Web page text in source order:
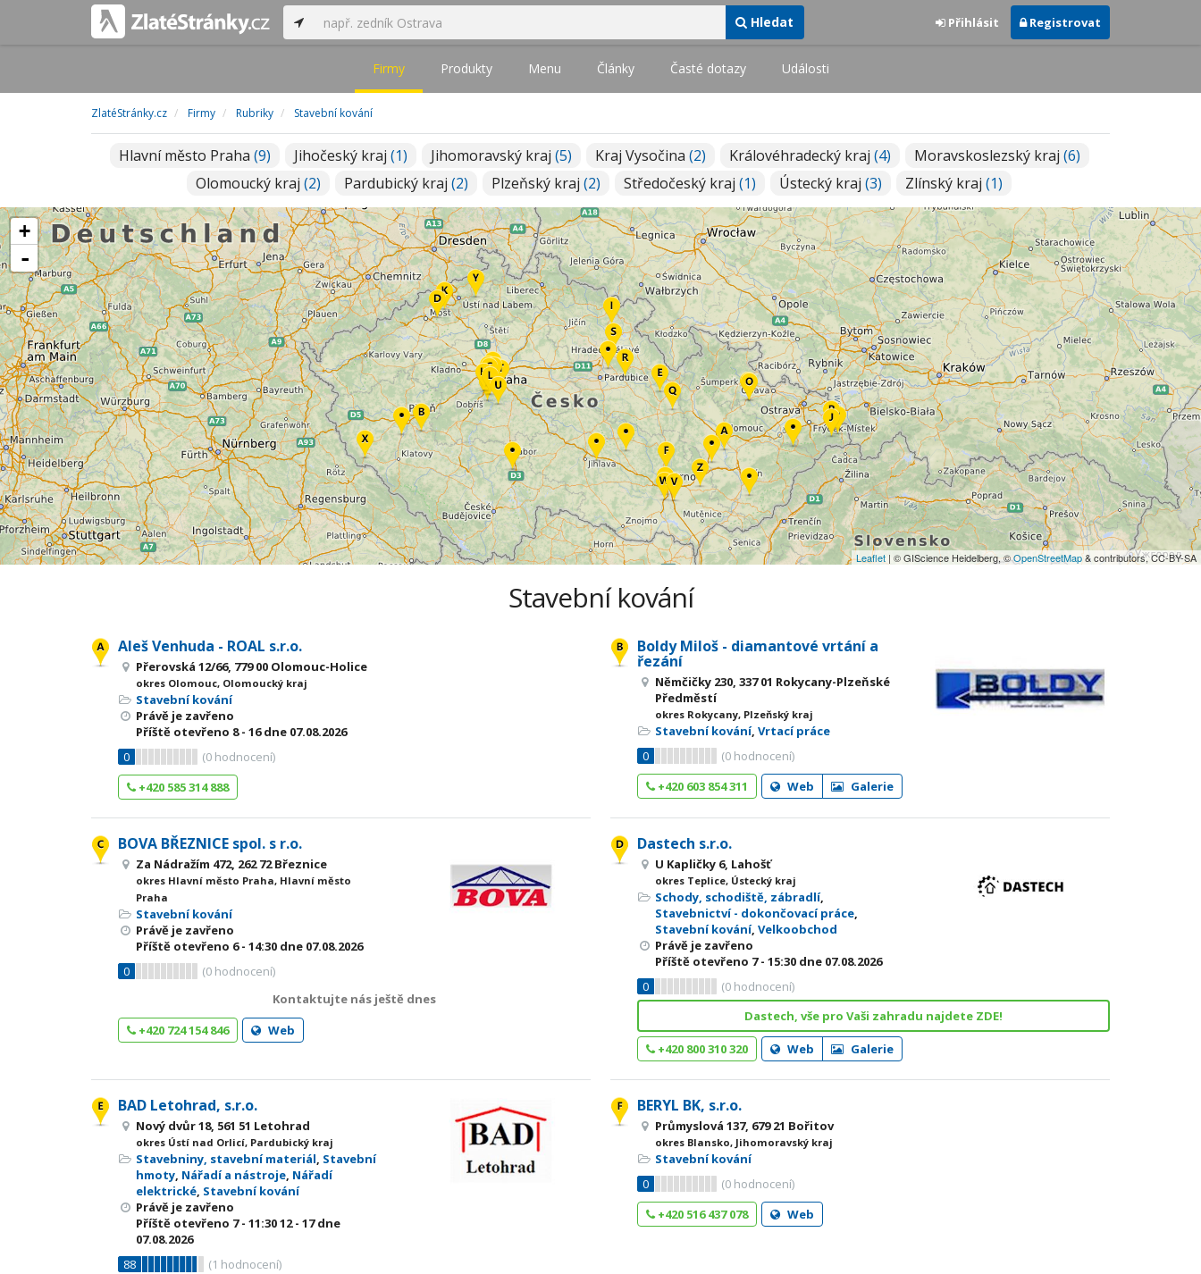
Hledat Přihlásit Registrovat
Firmy Produkty Menu Články Časté dotazy Události
ZlatéStránky.cz Firmy Rubriky Stavební kování
Hlavní město Praha (9) Jihočeský kraj (1) Jihomoravský kraj (5) Kraj Vysočina (2) Královéhradecký kraj (4) Moravskoslezský kraj (6)
Olomoucký kraj (2) Pardubický kraj (2) Plzeňský kraj (2) Středočeský kraj (1) Ústecký kraj (3) Zlínský kraj (1)
+
-
Leaflet | © GIScience Heidelberg, ©OpenStreetMap& contributors, CC-BY-SA
Stavební kování
Aleš Venhuda - ROAL s.r.o.
Přerovská 12/66, 779 00 Olomouc-Holice
okres Olomouc, Olomoucký kraj
Stavební kování
Právě je zavřeno
Příště otevřeno 8 - 16dne 07.08.2026
0
(0 hodnocení)
+420 585 314 888
Boldy Miloš - diamantové vrtání a
řezání
Němčičky 230, 337 01 Rokycany-Plzeňské
Předměstí
okres Rokycany, Plzeňský kraj
Stavební kování,Vrtací práce
0
(0 hodnocení)
+420 603 854 311
Web Galerie
BOVA BŘEZNICE spol. s r.o.
Za Nádražím 472, 262 72 Březnice
okres Hlavní město Praha, Hlavní město
Praha
Stavební kování
Právě je zavřeno
Příště otevřeno 6 - 14:30 dne 07.08.2026
0
(0 hodnocení)
Kontaktujte nás ještě dnes
+420 724 154 846
Web
Dastech s.r.o.
U Kapličky 6, Lahošť
okres Teplice, Ústecký kraj
Schody, schodiště, zábradlí,
Stavebnictví - dokončovací práce,
Stavební kování,Velkoobchod
Právě je zavřeno
Příště otevřeno 7 - 15:30 dne 07.08.2026
0
(0 hodnocení)
Dastech, vše pro Vaši zahradu najdete ZDE!
+420 800 310 320 Web Galerie
BAD Letohrad, s.r.o.
Nový dvůr 18, 561 51 Letohrad
okres Ústí nad Orlicí, Pardubický kraj
Stavebniny, stavební materiál, Stavební
hmoty, Nářadí a nástroje, Nářadí
elektrické, Stavební kování
Právě je zavřeno
Příště otevřeno 7 - 11:3012 - 17dne
07.08.2026
88
(1 hodnocení)
BERYL BK, s.r.o.
Průmyslová 137, 679 21 Bořitov
okres Blansko, Jihomoravský kraj
Stavební kování
0
(0 hodnocení)
+420 516 437 078
Web